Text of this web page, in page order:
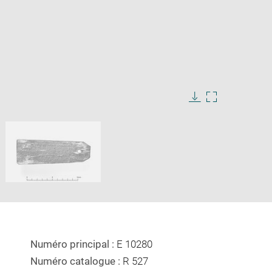
Numéro principal : E 10280
Numéro catalogue : R 527